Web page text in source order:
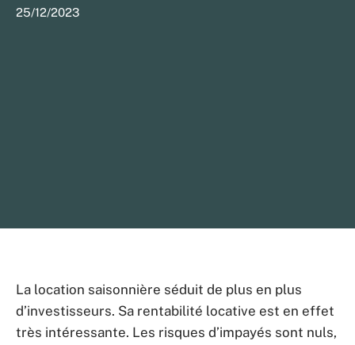
25/12/2023
La location saisonnière séduit de plus en plus
d’investisseurs. Sa rentabilité locative est en effet
très intéressante. Les risques d’impayés sont nuls,